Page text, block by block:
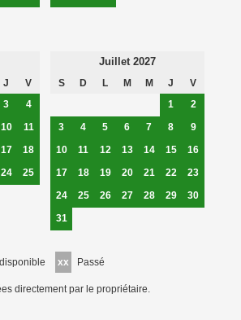
J
V
3
4
10
11
17
18
24
25
Juillet 2027
S D L M M J
V
1
2
3
4 5 6 7 8
9
10
11 12 13 14 15
16
17
18 19 20 21 22
23
24
25 26 27 28 29
30
31
xx Passé
directement par le propriétaire.